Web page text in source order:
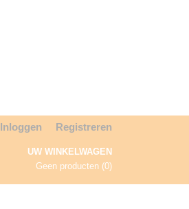
Inloggen Registreren
UW WINKELWAGEN
Geen producten (0)